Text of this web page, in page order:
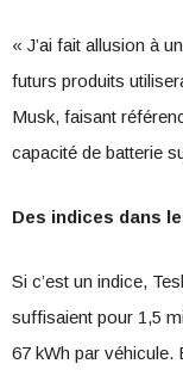
« J’ai fait allusion à
futurs produits
Musk, faisant
capacité de batterie
Des indices dans
Si c’est un indice,
suffisaient pour 1,5
67 kWh par véhicule.